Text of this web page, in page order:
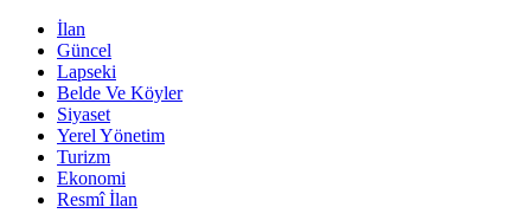
İlan
Güncel
Lapseki
Belde Ve Köyler
Siyaset
Yerel Yönetim
Turizm
Ekonomi
Resmî İlan